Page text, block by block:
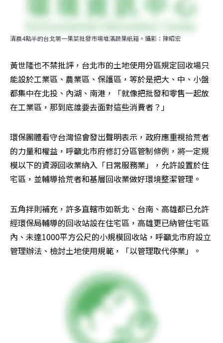
清晨4點半的台北第一果菜批發市場堆滿蔬果紙箱。攝影：陳昭宏
黃世隆也不禁批評，台北市的土地使用分區規定回收場只
能設於工業區、農業區、保護區，等於是把大、中、小盤
都集中在北投、內湖、南港，「就像把批發和零售一起放
在工業區，那到底誰要去面對這些消費者？」
環保團體看守台灣協會發出聲明表示，政府應重視拾荒者
的力量和權益，呼籲北市府修訂分區管制條例，將一定規
模以下的資源回收業納入「日常服務業」，允許設置於住
宅區，並輔導拾荒者和基層回收業做好環境整潔管理。
五角拌則補充，許多直轄市如新北、台南、高雄都已允許
經環保局輔導的回收站設在住宅區，高雄更已納管住宅區
內、未達1000平方公尺的小規模回收站，呼籲北市府設立
管理辦法、檢討土地使用規範，「以管理取代停業」。